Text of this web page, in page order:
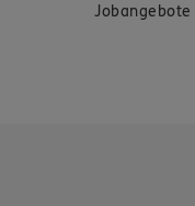
Jobangebote